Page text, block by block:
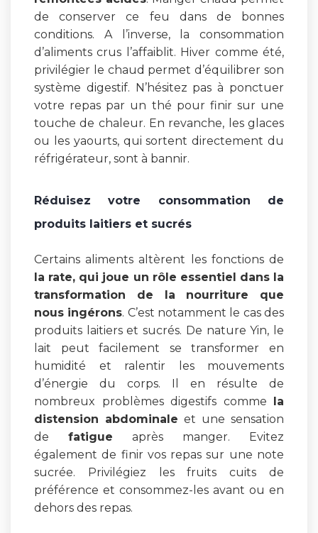
de conserver ce feu dans de bonnes
conditions. A l’inverse, la consommation
d’aliments crus l’affaiblit. Hiver comme été,
privilégier le chaud permet d’équilibrer son
système digestif. N’hésitez pas à ponctuer
votre repas par un thé pour finir sur une
touche de chaleur. En revanche, les glaces
ou les yaourts, qui sortent directement du
réfrigérateur, sont à bannir.
Réduisez votre consommation de
produits laitiers et sucrés
Certains aliments altèrent les fonctions de
la rate, qui joue un rôle essentiel dans la
transformation de la nourriture que
nous ingérons. C’est notamment le cas des
produits laitiers et sucrés. De nature Yin, le
lait peut facilement se transformer en
humidité et ralentir les mouvements
d’énergie du corps. Il en résulte de
nombreux problèmes digestifs comme la
distension abdominale et une sensation
de fatigue après manger. Evitez
également de finir vos repas sur une note
sucrée. Privilégiez les fruits cuits de
préférence et consommez-les avant ou en
dehors des repas.